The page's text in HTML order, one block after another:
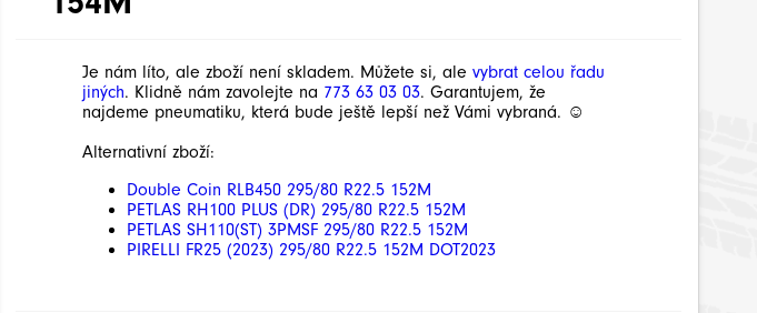
Je nám líto, ale zboží není skladem. Můžete si, ale vybrat celou řadu
jiných. Klidně nám zavolejte na 773 63 03 03. Garantujem, že
najdeme pneumatiku, která bude ještě lepší než Vámi vybraná. ☺
Alternativní zboží:
Double Coin RLB450 295/80 R22.5 152M
PETLAS RH100 PLUS (DR) 295/80 R22.5 152M
PETLAS SH110(ST) 3PMSF 295/80 R22.5 152M
PIRELLI FR25 (2023) 295/80 R22.5 152M DOT2023